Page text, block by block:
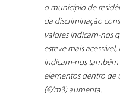
o município de
da discriminação
valores indicam-nos
esteve mais
indicam-nos também
elementos dentro de
(€/m3) aumenta.